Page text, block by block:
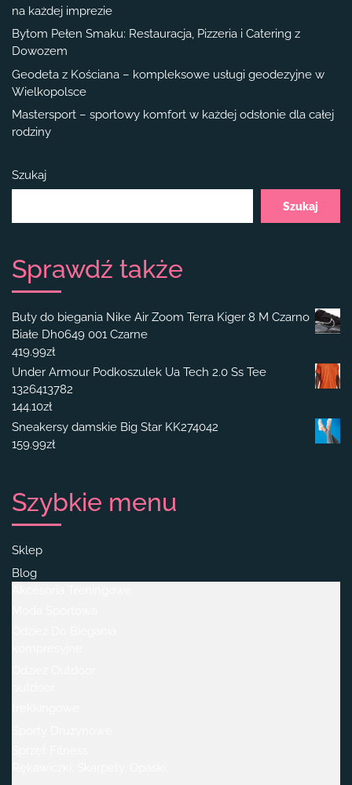
na każdej imprezie
Bytom Pełen Smaku: Restauracja, Pizzeria i Catering z
Dowozem
Geodeta z Kościana – kompleksowe usługi geodezyjne w
Wielkopolsce
Mastersport – sportowy komfort w każdej odsłonie dla całej
rodziny
Szukaj
Szukaj
Sprawdź także
Buty do biegania Nike Air Zoom Terra Kiger 8 M Czarno
Białe Dh0649 001 Czarne
419.99zł
Under Armour Podkoszulek Ua Tech 2.0 Ss Tee
1326413782
144.10zł
Sneakersy damskie Big Star KK274042
159.99zł
Szybkie menu
Sklep
Blog